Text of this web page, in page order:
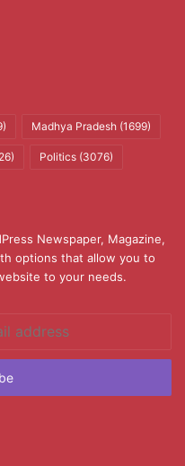
Madhya Pradesh (1699)
Politics (3076)
Newspaper, Magazine,
options that allow you to
to your needs.